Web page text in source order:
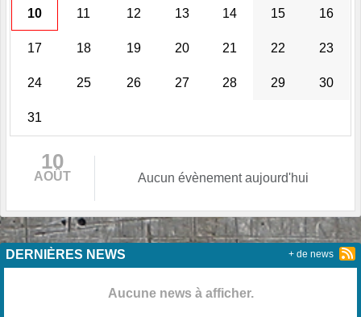
10 11 12 13 14 15 16
17 18 19 20 21 22 23
24 25 26 27 28 29 30
31
10
AOÛT Aucun évènement aujourd'hui
DERNIÈRES NEWS
Aucune news à afficher.
+ de news